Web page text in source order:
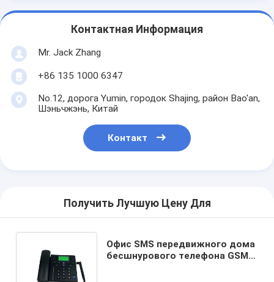
Контактная Информация
Mr. Jack Zhang
+86 135 1000 6347
No.12, дорога Yumin, городок Shajing, район Bao'an,
Шэньчжэнь, Китай
Контакт
Получить Лучшую Цену Для
Офис SMS передвижного дома
бесшнурового телефона GSM